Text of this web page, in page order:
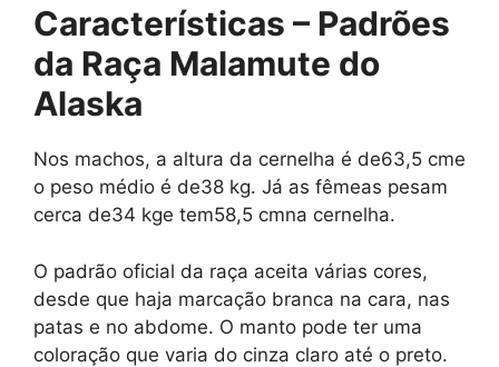
Características – Padrões
da Raça Malamute do
Alaska
Nos machos, a altura da cernelha é de63,5 cme
o peso médio é de38 kg. Já as fêmeas pesam
cerca de34 kge tem58,5 cmna cernelha.
O padrão oficial da raça aceita várias cores,
desde que haja marcação branca na cara, nas
patas e no abdome. O manto pode ter uma
coloração que varia do cinza claro até o preto.